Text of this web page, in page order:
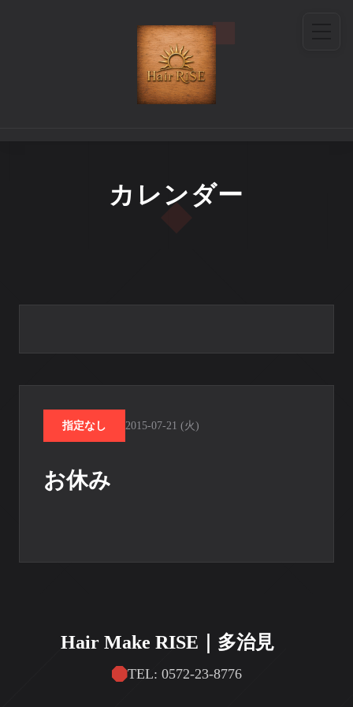
カレンダー
指定なし 2015-07-21 (火)
お休み
Hair Make RISE｜多治見
TEL: 0572-23-8776